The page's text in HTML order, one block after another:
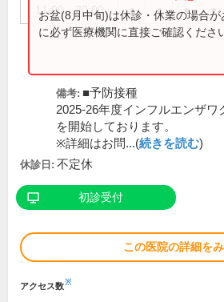
11:00～20:00 ● ● ● ●
お盆(8月中旬)は休診・休業の場合
に必ず医療機関に直接ご確認くださ
備考: ■予防接種
2025-26年度インフルエンザ
を開始しております。
※詳細はお問...(続きを読む)
休診日: 不定休
初診受付
この医院の詳細を
アクセス数※